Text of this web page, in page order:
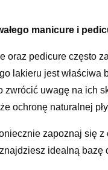
manicure i
oraz pedicure często
lakieru jest właściwa
uwagę na ich
ochronę naturalnej
zapoznaj się z
idealną